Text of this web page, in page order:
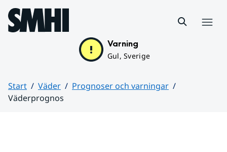
Hoppa till sidans innehåll
Varning
Gul, Sverige
Start Väder
Prognoser och varningar
Väderprognos